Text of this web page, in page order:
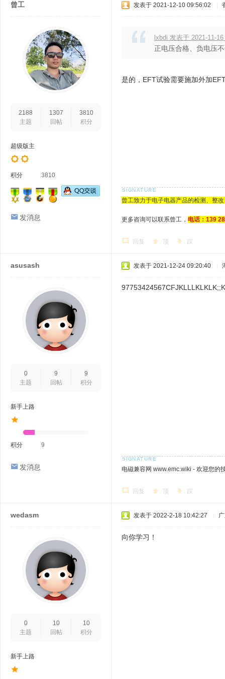
曾工
2188
主题
1307
回帖
3810
积分
超级版主
积分 3810
发消息
发表于 2021-12-10 09:56:02
lxbdi 发表于 2021-11-
正电压合格、负电压
是的，EFT试验需要施加外加
曾工致力于电子电器产品的检测、整
更多咨询可以联系曾工， 电话：139
回复 顶 踩
asusash
0
主题
9
回帖
9
积分
新手上路
积分 9
发消息
发表于 2021-12-24 09:20:40
电磁兼容网 www.emc.wiki - 欢迎您的
回复 顶 踩
wedasm
0
主题
10
回帖
10
积分
新手上路
发表于 2022-2-18 10:42:27
向你学习！